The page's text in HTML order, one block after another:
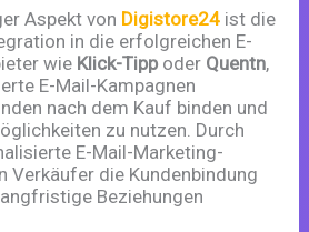
Aspekt von Digistore24 ist die
in die erfolgreichen E-
wie Klick-Tipp oder Quentn,
E-Mail-Kampagnen
nach dem Kauf binden und
zu nutzen. Durch
E-Mail-Marketing-
Verkäufer die Kundenbindung
Beziehungen